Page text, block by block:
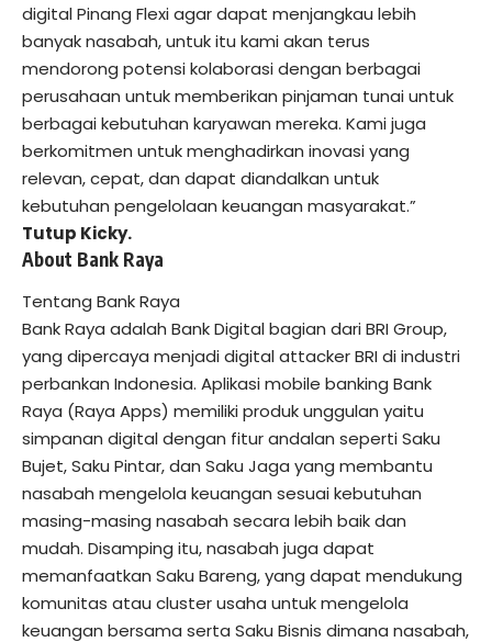
digital Pinang Flexi agar dapat menjangkau lebih
banyak nasabah, untuk itu kami akan terus
mendorong potensi kolaborasi dengan berbagai
perusahaan untuk memberikan pinjaman tunai untuk
berbagai kebutuhan karyawan mereka. Kami juga
berkomitmen untuk menghadirkan inovasi yang
relevan, cepat, dan dapat diandalkan untuk
kebutuhan pengelolaan keuangan masyarakat.”
Tutup Kicky.
About Bank Raya
Tentang Bank Raya
Bank Raya adalah Bank Digital bagian dari BRI Group,
yang dipercaya menjadi digital attacker BRI di industri
perbankan Indonesia. Aplikasi mobile banking Bank
Raya (Raya Apps) memiliki produk unggulan yaitu
simpanan digital dengan fitur andalan seperti Saku
Bujet, Saku Pintar, dan Saku Jaga yang membantu
nasabah mengelola keuangan sesuai kebutuhan
masing-masing nasabah secara lebih baik dan
mudah. Disamping itu, nasabah juga dapat
memanfaatkan Saku Bareng, yang dapat mendukung
komunitas atau cluster usaha untuk mengelola
keuangan bersama serta Saku Bisnis dimana nasabah,